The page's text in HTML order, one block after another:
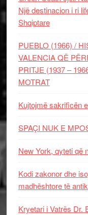
Një destinacion i ri
Shqiptare
PUEBLO (1966) /
VALENCIA QË
PRITJE (1937 –
MOTRAT
Kujtojmë sakrificën
SPAÇI NUK E
New York, qyteti që
Kodi zakonor dhe
madhështore të
Kryetari i Vatrës Dr.